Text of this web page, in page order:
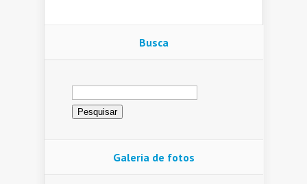
Busca
Pesquisar
por:
Galeria de fotos